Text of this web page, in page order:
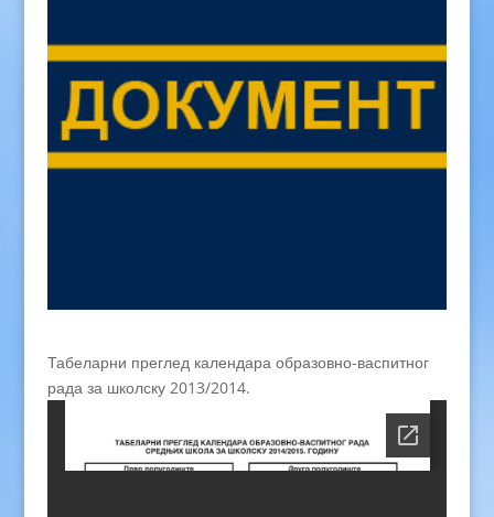
Табеларни преглед календара образовно-васпитног
рада за школску 2013/2014.